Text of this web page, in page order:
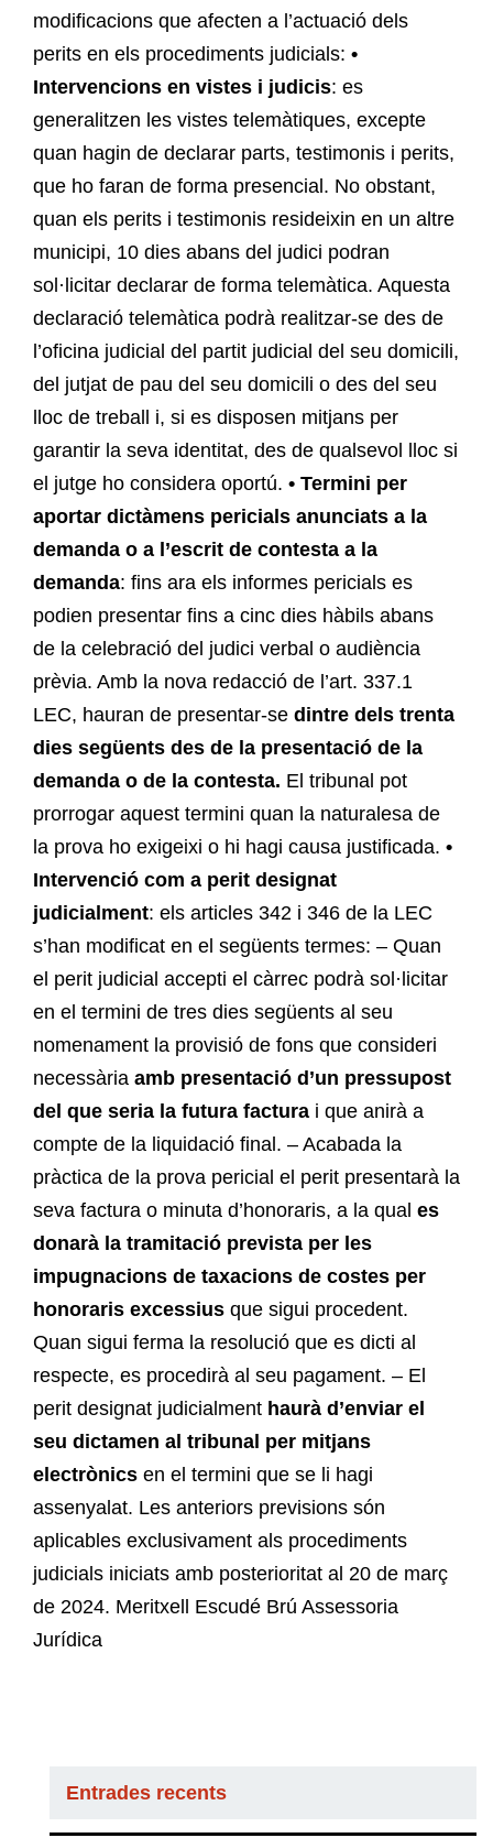
modificacions que afecten a l’actuació dels
perits en els procediments judicials: •
Intervencions en vistes i judicis: es
generalitzen les vistes telemàtiques, excepte
quan hagin de declarar parts, testimonis i perits,
que ho faran de forma presencial. No obstant,
quan els perits i testimonis resideixin en un altre
municipi, 10 dies abans del judici podran
sol·licitar declarar de forma telemàtica. Aquesta
declaració telemàtica podrà realitzar-se des de
l’oficina judicial del partit judicial del seu domicili,
del jutjat de pau del seu domicili o des del seu
lloc de treball i, si es disposen mitjans per
garantir la seva identitat, des de qualsevol lloc si
el jutge ho considera oportú. • Termini per
aportar dictàmens pericials anunciats a la
demanda o a l’escrit de contesta a la
demanda: fins ara els informes pericials es
podien presentar fins a cinc dies hàbils abans
de la celebració del judici verbal o audiència
prèvia. Amb la nova redacció de l’art. 337.1
LEC, hauran de presentar-se dintre dels trenta
dies següents des de la presentació de la
demanda o de la contesta. El tribunal pot
prorrogar aquest termini quan la naturalesa de
la prova ho exigeixi o hi hagi causa justificada. •
Intervenció com a perit designat
judicialment: els articles 342 i 346 de la LEC
s’han modificat en el següents termes: – Quan
el perit judicial accepti el càrrec podrà sol·licitar
en el termini de tres dies següents al seu
nomenament la provisió de fons que consideri
necessària amb presentació d’un pressupost
del que seria la futura factura i que anirà a
compte de la liquidació final. – Acabada la
pràctica de la prova pericial el perit presentarà la
seva factura o minuta d’honoraris, a la qual es
donarà la tramitació prevista per les
impugnacions de taxacions de costes per
honoraris excessius que sigui procedent.
Quan sigui ferma la resolució que es dicti al
respecte, es procedirà al seu pagament. – El
perit designat judicialment haurà d’enviar el
seu dictamen al tribunal per mitjans
electrònics en el termini que se li hagi
assenyalat. Les anteriors previsions són
aplicables exclusivament als procediments
judicials iniciats amb posterioritat al 20 de març
de 2024. Meritxell Escudé Brú Assessoria
Jurídica
Entrades recents